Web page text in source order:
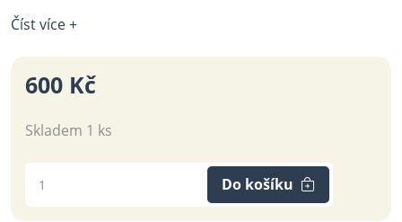
Číst více +
600 Kč
Skladem 1 ks
Do košíku